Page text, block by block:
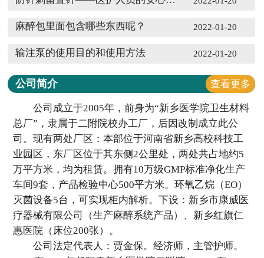
2022-01-20
麻醉包里面包含哪些东西呢？
2022-01-20
输注泵的使用目的和使用方法
公司简介 查看更多
公司成立于2005年，前身为“新乡医学院卫生材料
总厂”，隶属于二附院校办工厂，后因改制成立此公
司。现有两处厂区：本部位于河南省新乡高校科技工
业园区，东厂区位于其东侧2公里处，两处共占地约5
万平方米，均为租赁。拥有10万级GMP标准净化生产
车间9套，产品检验中心500平方米。环氧乙烷（EO）
灭菌设备5台，可实现柜内解析。下设：新乡市康威医
疗器械有限公司（生产麻醉系统产品）、新乡红旗仁
惠医院（床位200张）。
公司法定代表人：贾金保。经济师，主管护师。